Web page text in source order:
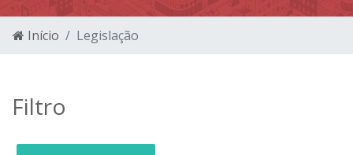
Início Legislação
Filtro